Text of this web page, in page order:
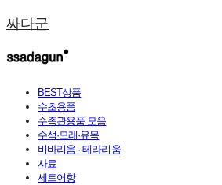
싸다군
BEST상품
수초용품
수족관용품 모음
수석·모래·유목
비바리움 · 테라리움
사료
세트어항